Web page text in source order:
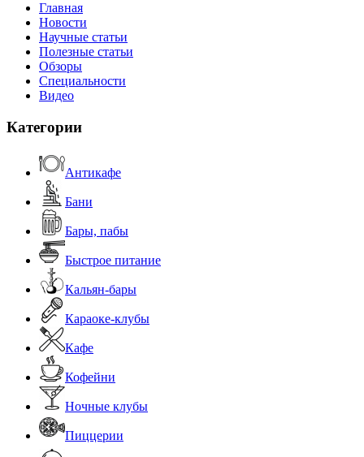
Главная
Новости
Научные статьи
Полезные статьи
Обзоры
Специальности
Видео
Категории
Антикафе
Бани
Бары, пабы
Быстрое питание
Кальян-бары
Караоке-клубы
Кафе
Кофейни
Ночные клубы
Пиццерии